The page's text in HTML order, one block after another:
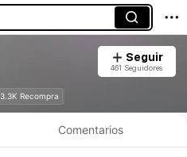
Seguir
461 Seguidores
3.3K Recompra
Comentarios